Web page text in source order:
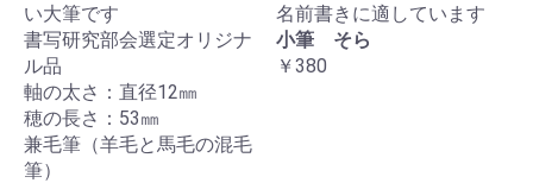
い大筆です
書写研究部会選定オリジナ
ル品
軸の太さ：直径12㎜
穂の長さ：53㎜
兼毛筆（羊毛と馬毛の混毛
筆）
名前書きに適しています
小筆 そら
￥380